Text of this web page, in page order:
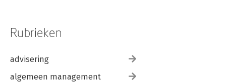
Rubrieken
advisering
algemeen management